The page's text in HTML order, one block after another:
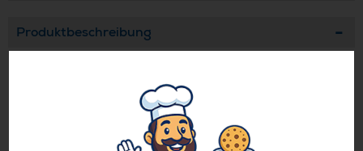
Produktbeschreibung
Oberfläche und kantigem Henkel für ein modernes Design.
Ihr Logo wird neben dem Henkel auf der Tasse platziert.
FASTLANE-Artikel werden nach Druckfreigabe priorisiert